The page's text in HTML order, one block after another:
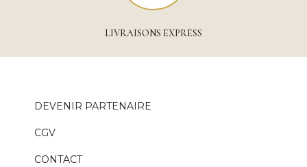
LIVRAISONS EXPRESS
DEVENIR PARTENAIRE
CGV
CONTACT